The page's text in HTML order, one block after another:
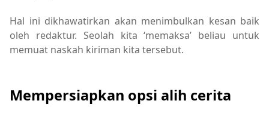
Hal ini dikhawatirkan akan menimbulkan kesan baik
oleh redaktur. Seolah kita ‘memaksa’ beliau untuk
memuat naskah kiriman kita tersebut.
Mempersiapkan opsi alih cerita